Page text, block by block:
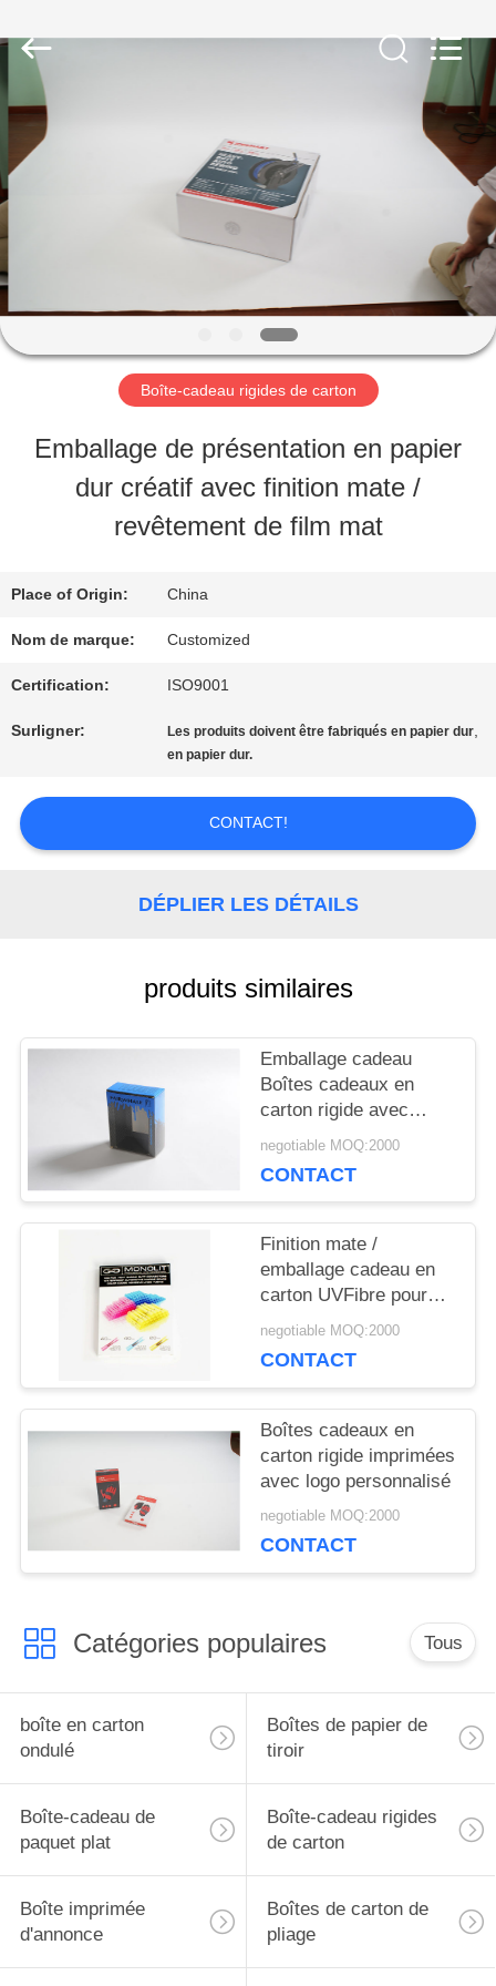
MAISON
PRODUITS
VIDÉOS
AU
DE
NOUS
VISITE
D'USINE
CONTRÔLE
QUALITÉ
CONTACTEZ-
DU
SITE
PRIVACY
POLICY
Maidun
Packaging
All
Rights
Reserved.
Boîte-cadeau rigides de carton
Emballage de présentation en papier
dur créatif avec finition mate /
revêtement de film mat
Place of Origin: China
Nom de marque: Customized
Certification: ISO9001
Surligner: Les produits doivent être fabriqués en papier dur,
en papier dur.
CONTACT!
DÉPLIER LES DÉTAILS
produits similaires
Emballage cadeau
Boîtes cadeaux en
carton rigide avec
procédé de colle /
Matt
negotiable MOQ:2000
CONTACT
Finition mate /
emballage cadeau en
carton UVFibre pour
emballage écologique
negotiable MOQ:2000
CONTACT
Boîtes cadeaux en
carton rigide imprimées
avec logo personnalisé
negotiable MOQ:2000
CONTACT
Catégories populaires Tous
boîte en carton
ondulé
Boîtes de papier de
tiroir
Boîte-cadeau de
paquet plat
Boîte-cadeau rigides
de carton
Boîte imprimée
d'annonce
Boîtes de carton de
pliage